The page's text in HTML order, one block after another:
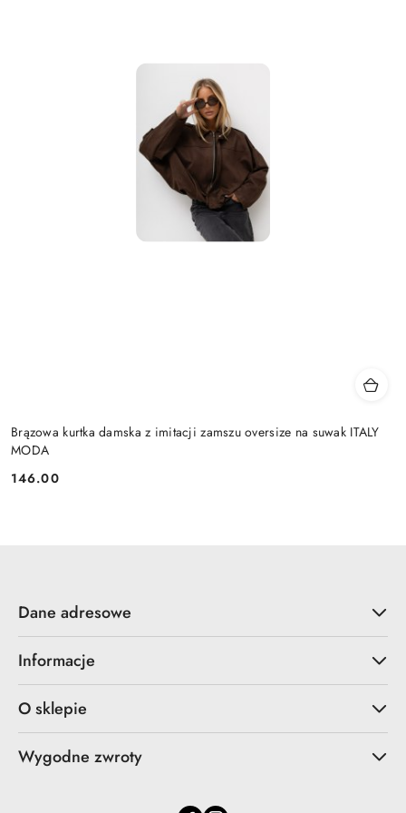
Brązowa kurtka damska z imitacji zamszu oversize na suwak ITALY
MODA
Cena:
146.00
Dane adresowe
Informacje
O sklepie
Wygodne zwroty